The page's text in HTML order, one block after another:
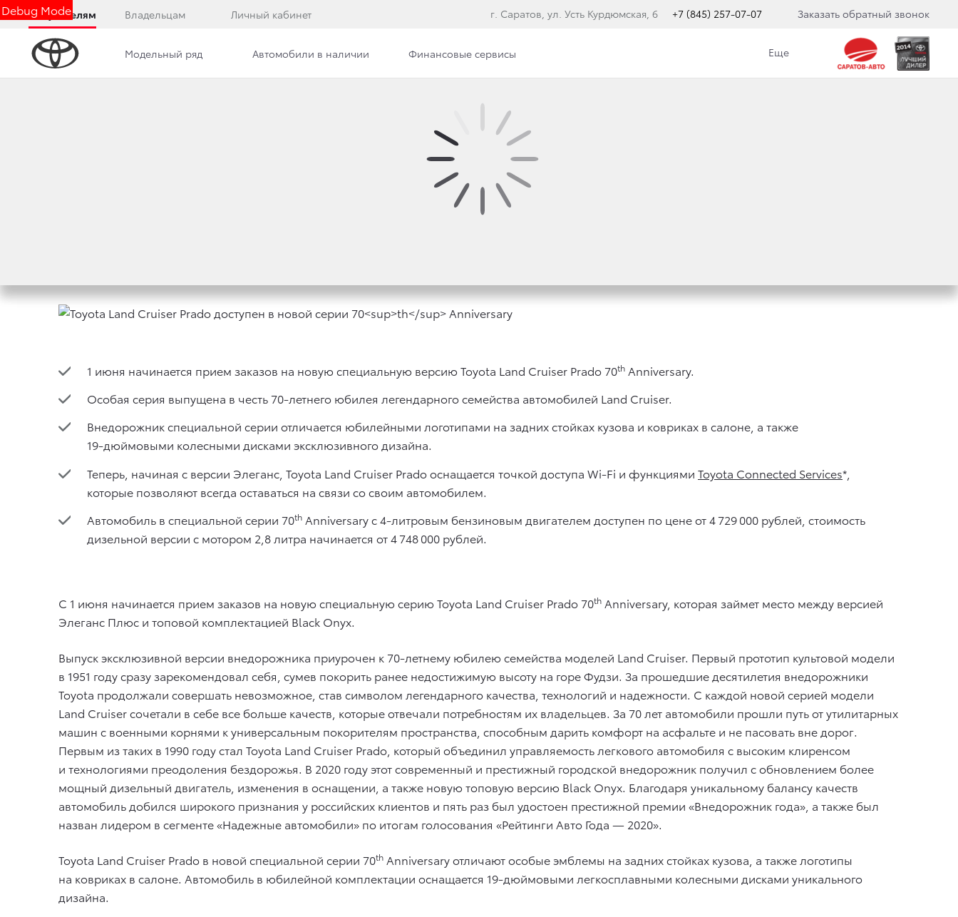
Debug Mode
Покупателям Владельцам Личный кабинет г. Саратов, ул. Усть Курдюмская, 6 +7 (845) 257-07-07 Заказать обратный звонок
Модельный ряд Автомобили в наличии Финансовые сервисы Еще
TOYOTA LAND CRUISER PRADO ДОСТУПЕН В НОВОЙ
1 июня начинается прием заказов на новую специальную версию Toyota Land Cruiser Prado 70th Anniversary.
Особая серия выпущена в честь 70-летнего юбилея легендарного семейства автомобилей Land Cruiser.
Внедорожник специальной серии отличается юбилейными логотипами на задних стойках кузова и ковриках в салоне, а также
19-дюймовыми колесными дисками эксклюзивного дизайна.
Теперь, начиная с версии Элеганс, Toyota Land Cruiser Prado оснащается точкой доступа Wi-Fi и функциями Toyota Connected Services*,
которые позволяют всегда оставаться на связи со своим автомобилем.
Автомобиль в специальной серии 70th Anniversary c 4-литровым бензиновым двигателем доступен по цене от 4 729 000 рублей, стоимость
дизельной версии с мотором 2,8 литра начинается от 4 748 000 рублей.
С 1 июня начинается прием заказов на новую специальную серию Toyota Land Cruiser Prado 70th Anniversary, которая займет место между версией
Элеганс Плюс и топовой комплектацией Black Onyx.
Выпуск эксклюзивной версии внедорожника приурочен к 70-летнему юбилею семейства моделей Land Cruiser. Первый прототип культовой модели
в 1951 году сразу зарекомендовал себя, сумев покорить ранее недостижимую высоту на горе Фудзи. За прошедшие десятилетия внедорожники
Toyota продолжали совершать невозможное, став символом легендарного качества, технологий и надежности. С каждой новой серией модели
Land Cruiser сочетали в себе все больше качеств, которые отвечали потребностям их владельцев. За 70 лет автомобили прошли путь от утилитарных
машин с военными корнями к универсальным покорителям пространства, способным дарить комфорт на асфальте и не пасовать вне дорог.
Первым из таких в 1990 году стал Toyota Land Cruiser Prado, который объединил управляемость легкового автомобиля c высоким клиренсом
и технологиями преодоления бездорожья. В 2020 году этот современный и престижный городской внедорожник получил с обновлением более
мощный дизельный двигатель, изменения в оснащении, а также новую топовую версию Black Onyx. Благодаря уникальному балансу качеств
автомобиль добился широкого признания у российских клиентов и пять раз был удостоен престижной премии «Внедорожник года», а также был
назван лидером в сегменте «Надежные автомобили» по итогам голосования «Рейтинги Авто Года — 2020».
Toyota Land Cruiser Prado в новой специальной серии 70th Anniversary отличают особые эмблемы на задних стойках кузова, а также логотипы
на ковриках в салоне. Автомобиль в юбилейной комплектации оснащается 19-дюймовыми легкосплавными колесными дисками уникального
дизайна.